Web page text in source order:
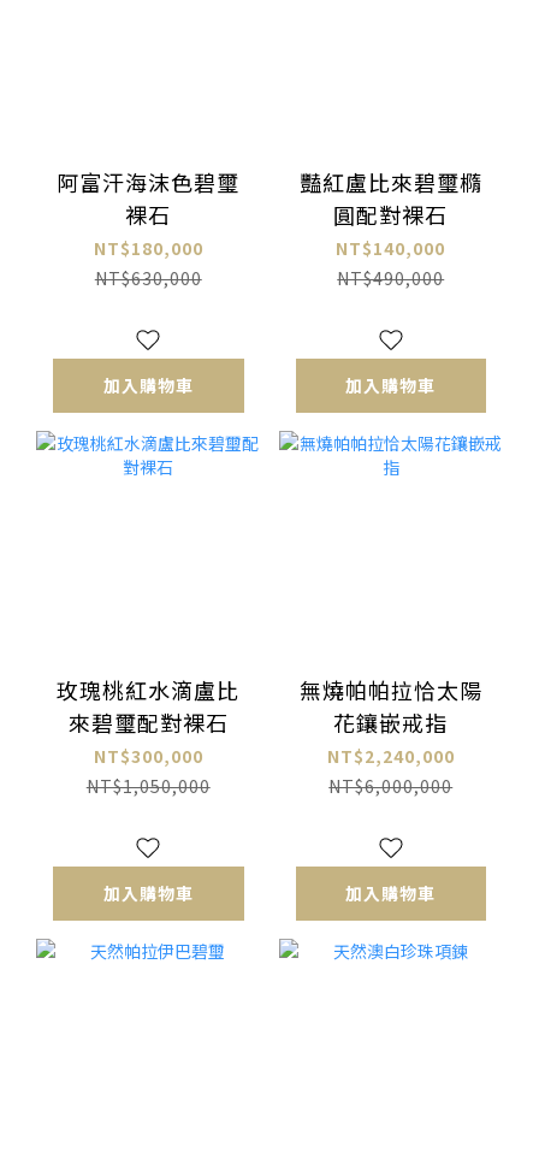
阿富汗海沫色碧璽
裸石
NT$180,000
NT$630,000
加入購物車
豔紅盧比來碧璽橢
圓配對裸石
NT$140,000
NT$490,000
加入購物車
玫瑰桃紅水滴盧比
來碧璽配對裸石
NT$300,000
NT$1,050,000
加入購物車
無燒帕帕拉恰太陽
花鑲嵌戒指
NT$2,240,000
NT$6,000,000
加入購物車